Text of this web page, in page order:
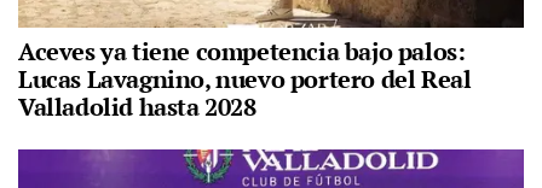
Aceves ya tiene competencia bajo palos:
Lucas Lavagnino, nuevo portero del Real
Valladolid hasta 2028